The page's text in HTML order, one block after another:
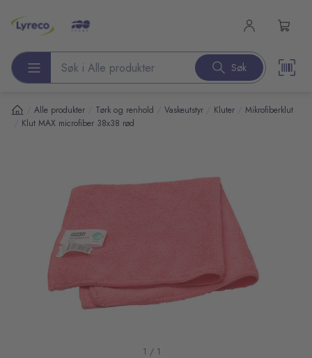
Søk etter produkter Søk
Alle produkter Tørk og renhold Vaskeutstyr Kluter Mikrofiberklut
Klut MAX microfiber 38x38 rød
1 / 1